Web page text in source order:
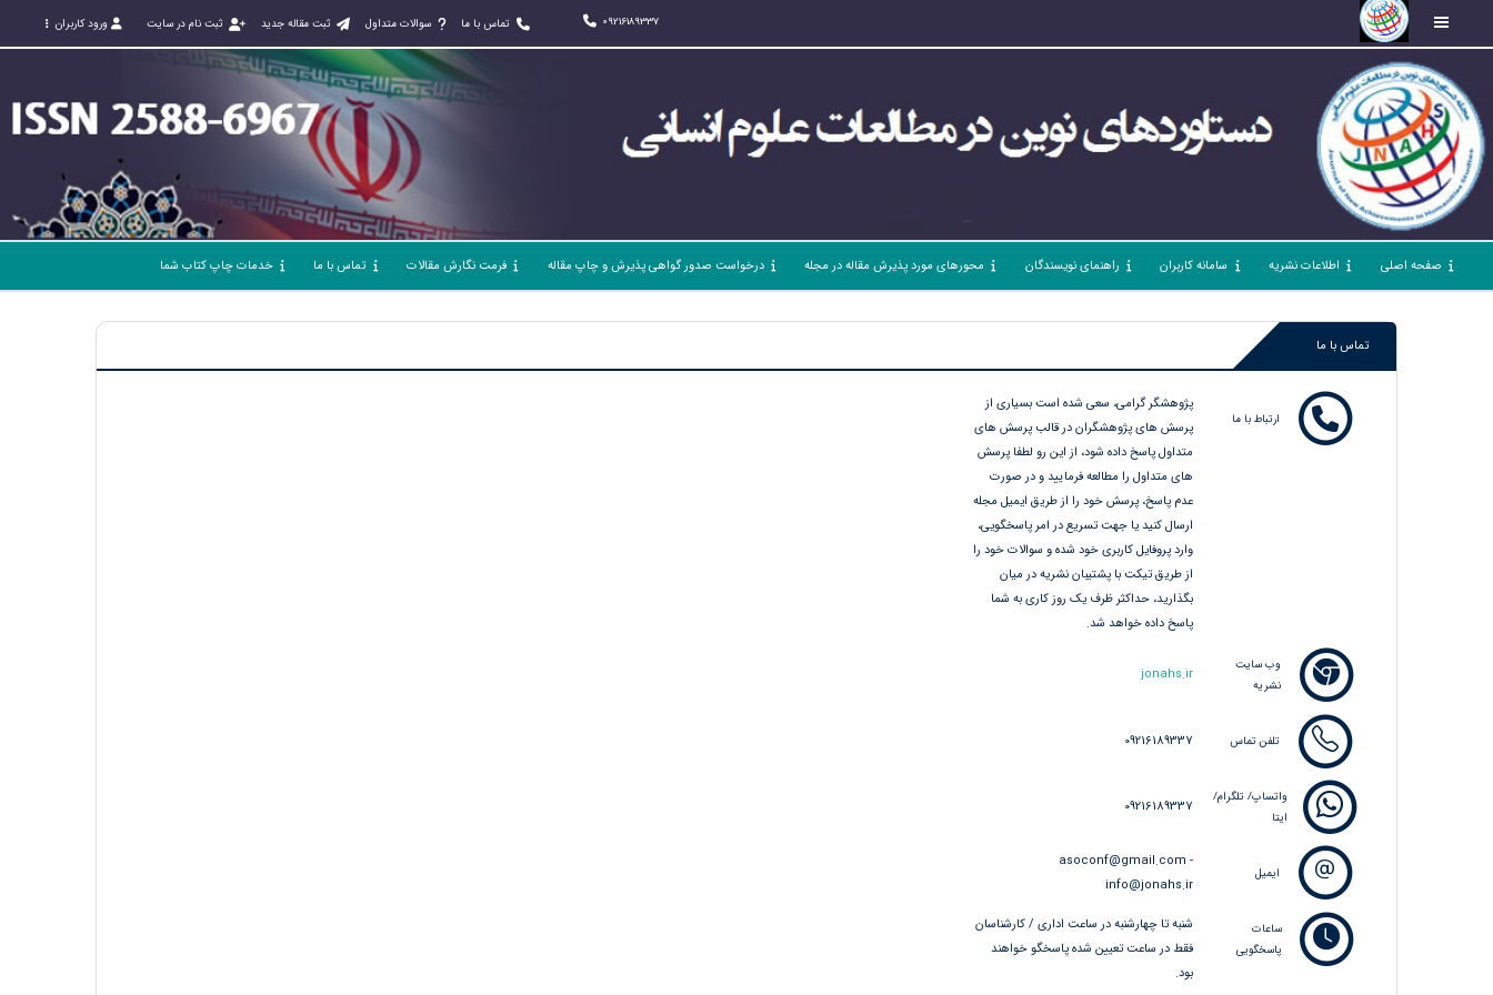
09216189337 تماس با ما سوالات متداول ثبت مقاله جدید ثبت نام در سایت ورود کاربران
صفحه اصلی اطلاعات نشریه سامانه کاربران راهنمای نویسندگان محورهای مورد پذیرش مقاله در مجله درخواست صدور گواهی پذیرش و چاپ مقاله فرمت نگارش مقالات تماس با ما خدمات چاپ کتاب شما
تماس با ما
ارتباط با ما
پژوهشگر گرامی، سعی شده است بسیاری از
پرسش های پژوهشگران در قالب پرسش های
متداول پاسخ داده شود، از این رو لطفا پرسش
های متداول را مطالعه فرمایید و در صورت
عدم پاسخ، پرسش خود را از طریق ایمیل مجله
ارسال کنید یا جهت تسریع در امر پاسخگویی،
وارد پروفایل کاربری خود شده و سوالات خود را
از طریق تیکت با پشتیبان نشریه در میان
بگذارید، حداکثر ظرف یک روز کاری به شما
پاسخ داده خواهد شد.
وب سایت
نشریه
jonahs.ir
تلفن تماس 09216189337
واتساپ/ تلگرام/
ایتا
09216189337
ایمیل
asoconf@gmail.com -
info@jonahs.ir
ساعات
پاسخگویی
شنبه تا چهارشنبه در ساعت اداری / کارشناسان
فقط در ساعت تعیین شده پاسخگو خواهند
بود.